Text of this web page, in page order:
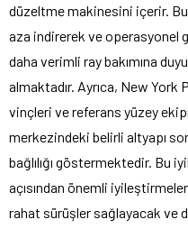
düzeltme makinesini içerir.
aza indirerek ve operasyonel
daha verimli ray bakımına
almaktadır. Ayrıca, New York
vinçleri ve referans yüzey
merkezindeki belirli altyapı
bağlılığı göstermektedir. Bu
açısından önemli
rahat sürüşler sağlayacak ve